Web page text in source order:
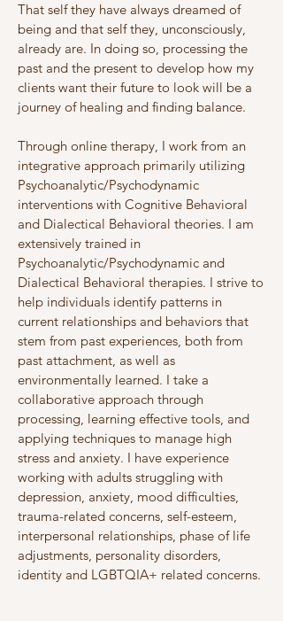
That self they have always dreamed of
being and that self they, unconsciously,
already are. In doing so, processing the
past and the present to develop how my
clients want their future to look will be a
journey of healing and finding balance.
Through online therapy, I work from an
integrative approach primarily utilizing
Psychoanalytic/Psychodynamic
interventions with Cognitive Behavioral
and Dialectical Behavioral theories. I am
extensively trained in
Psychoanalytic/Psychodynamic and
Dialectical Behavioral therapies. I strive to
help individuals identify patterns in
current relationships and behaviors that
stem from past experiences, both from
past attachment, as well as
environmentally learned. I take a
collaborative approach through
processing, learning effective tools, and
applying techniques to manage high
stress and anxiety. I have experience
working with adults struggling with
depression, anxiety, mood difficulties,
trauma-related concerns, self-esteem,
interpersonal relationships, phase of life
adjustments, personality disorders,
identity and LGBTQIA+ related concerns.